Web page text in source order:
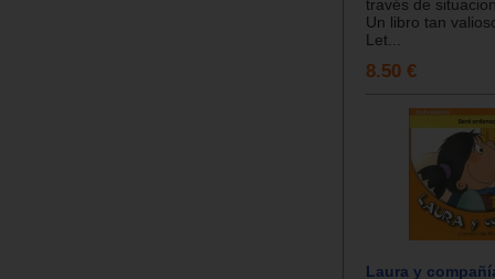
través de
Un libro tan
Let...
8.50 €
Laura y